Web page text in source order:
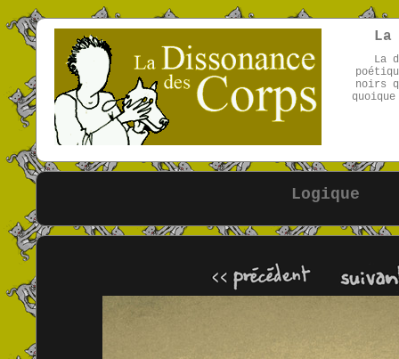
La
La
noirs
Logique